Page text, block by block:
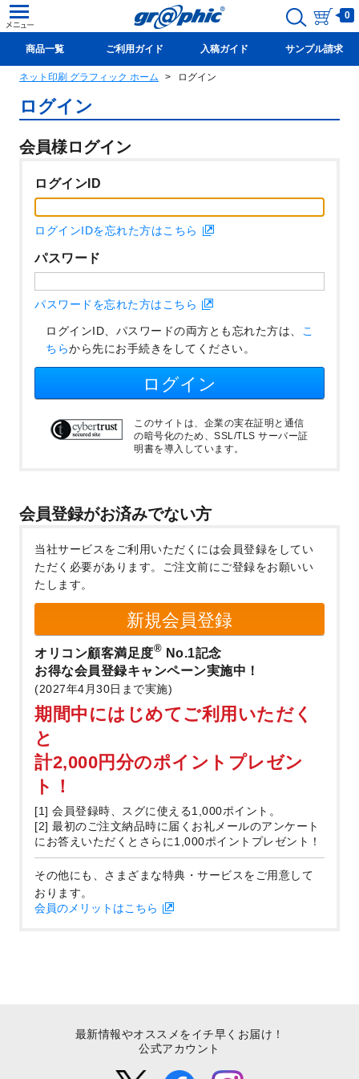
0
商品一覧 ご利用ガイド 入稿ガイド サンプル請求
新規会員登録(無料)
ネット印刷 グラフィック ホーム ログイン
ログイン
会員様ログイン
ログインID
ログインIDを忘れた方はこちら
パスワード
パスワードを忘れた方はこちら
ログインID、パスワードの両方とも忘れた方は、 こ
ちらから先にお手続きをしてください。
ログイン
このサイトは、企業の実在証明と通信
の暗号化のため、SSL/TLS サーバー証
明書を導入しています。
会員登録がお済みでない方
当社サービスをご利用いただくには会員登録をしてい
ただく必要があります。
ご注文前にご登録をお願いい
たします。
新規会員登録
オリコン顧客満足度® No.1記念
お得な会員登録キャンペーン実施中！
(2027年4月30日まで実施)
期間中にはじめてご利用いただく
と
計2,000円分のポイントプレゼン
ト！
[1] 会員登録時、スグに使える1,000ポイント。
[2] 最初のご注文納品時に届くお礼メールのアンケート
にお答えいただくとさらに1,000ポイントプレゼント！
その他にも、さまざまな特典・サービスをご用意して
おります。
会員のメリットはこちら
最新情報やオススメをイチ早くお届け！
公式アカウント